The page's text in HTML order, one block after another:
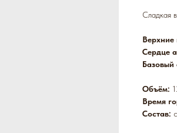
Сладкая
Верхние
Сердце
Базовый
Объём:
Время
Состав: